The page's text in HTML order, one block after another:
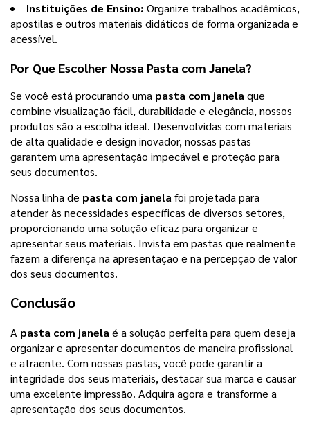
Instituições de Ensino: Organize trabalhos acadêmicos,
apostilas e outros materiais didáticos de forma organizada e
acessível.
Por Que Escolher Nossa Pasta com Janela?
Se você está procurando uma pasta com janela que
combine visualização fácil, durabilidade e elegância, nossos
produtos são a escolha ideal. Desenvolvidas com materiais
de alta qualidade e design inovador, nossas pastas
garantem uma apresentação impecável e proteção para
seus documentos.
Nossa linha de pasta com janela foi projetada para
atender às necessidades específicas de diversos setores,
proporcionando uma solução eficaz para organizar e
apresentar seus materiais. Invista em pastas que realmente
fazem a diferença na apresentação e na percepção de valor
dos seus documentos.
Conclusão
A pasta com janela é a solução perfeita para quem deseja
organizar e apresentar documentos de maneira profissional
e atraente. Com nossas pastas, você pode garantir a
integridade dos seus materiais, destacar sua marca e causar
uma excelente impressão. Adquira agora e transforme a
apresentação dos seus documentos.